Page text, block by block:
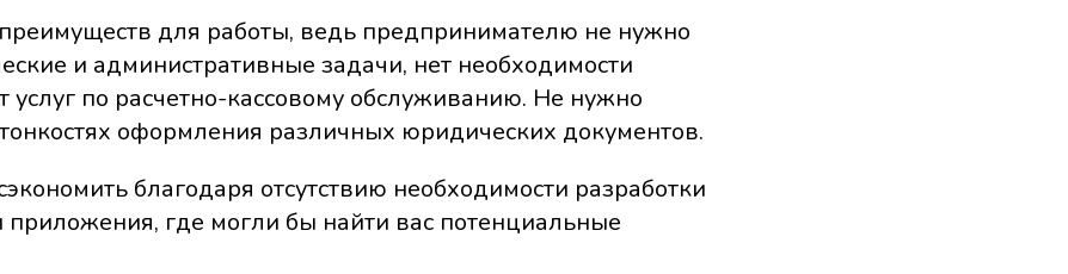
для работы, ведь предпринимателю не нужно
и административные задачи, нет необходимости
услуг по расчетно-кассовому обслуживанию. Не нужно
оформления различных юридических документов.
благодаря отсутствию необходимости разработки
приложения, где могли бы найти вас потенциальные